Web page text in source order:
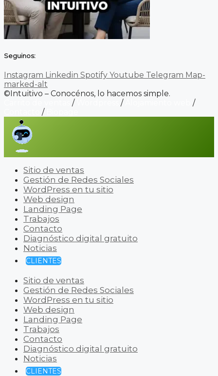
Seguinos:
Instagram Linkedin Spotify Youtube Telegram Map-
marked-alt
©Intuitivo – Conocénos, lo hacemos simple.
/ /
/
/
Sitio de ventas
Gestión de Redes Sociales
WordPress en tu sitio
Web design
Landing Page
Trabajos
Contacto
Diagnóstico digital gratuito
Noticias
CLIENTES
Sitio de ventas
Gestión de Redes Sociales
WordPress en tu sitio
Web design
Landing Page
Trabajos
Contacto
Diagnóstico digital gratuito
Noticias
CLIENTES